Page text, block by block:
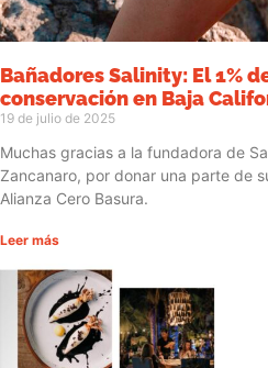
Bañadores Salinity: El 1%
conservación en Baja
19 de julio de 2025
Muchas gracias a la fundadora de
Zancanaro, por donar una parte de
Alianza Cero Basura.
Leer más